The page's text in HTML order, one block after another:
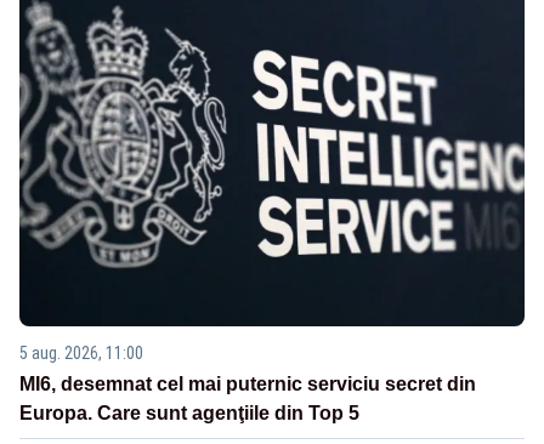
5 aug. 2026, 11:00
MI6, desemnat cel mai puternic serviciu secret din
Europa. Care sunt agenţiile din Top 5